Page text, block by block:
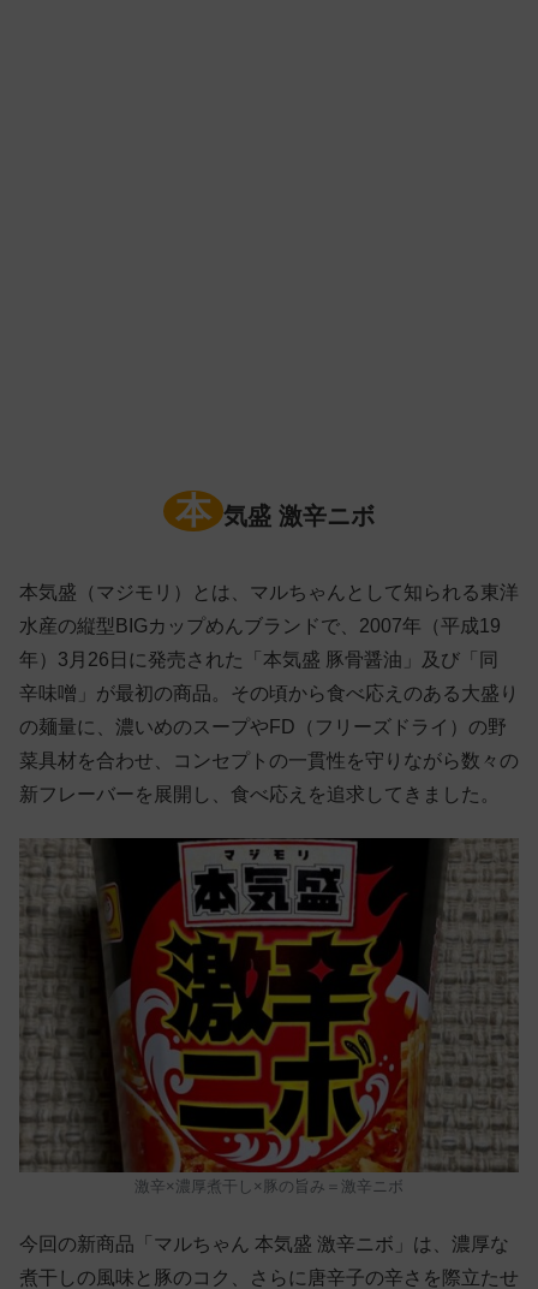
本 気盛 激辛ニボ
本気盛（マジモリ）とは、マルちゃんとして知られる東洋
水産の縦型BIGカップめんブランドで、2007年（平成19
年）3月26日に発売された「本気盛 豚骨醤油」及び「同
辛味噌」が最初の商品。その頃から食べ応えのある大盛り
の麺量に、濃いめのスープやFD（フリーズドライ）の野
菜具材を合わせ、コンセプトの一貫性を守りながら数々の
新フレーバーを展開し、食べ応えを追求してきました。
激辛×濃厚煮干し×豚の旨み＝激辛ニボ
今回の新商品「マルちゃん 本気盛 激辛ニボ」は、濃厚な
煮干しの風味と豚のコク、さらに唐辛子の辛さを際立たせ